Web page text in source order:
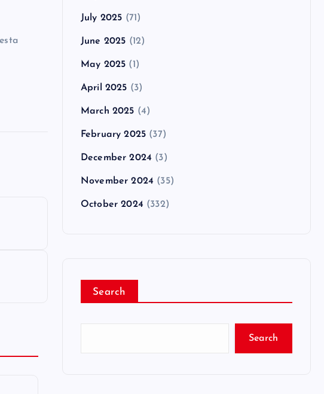
July 2025 (71)
June 2025 (12)
May 2025 (1)
April 2025 (3)
March 2025 (4)
February 2025 (37)
December 2024 (3)
November 2024 (35)
October 2024 (332)
Search
Search